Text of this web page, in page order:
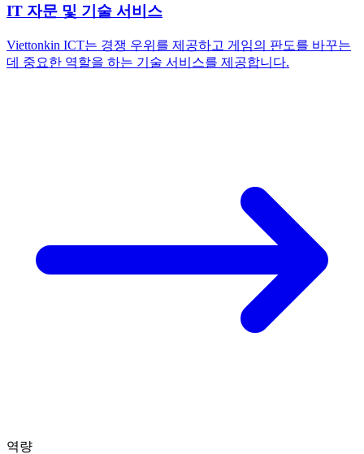
IT 자문 및 기술 서비스
Viettonkin ICT는 경쟁 우위를 제공하고 게임의 판도를 바꾸는
데 중요한 역할을 하는 기술 서비스를 제공합니다.
역량